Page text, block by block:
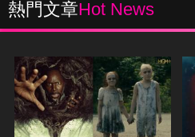
熱門文章Hot News